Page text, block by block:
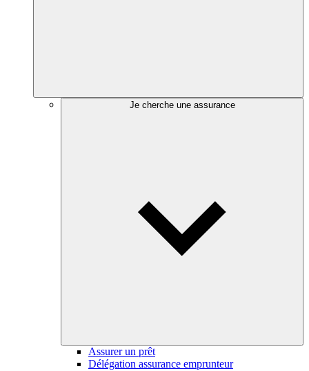
Je cherche une assurance
Assurer un prêt
Délégation assurance emprunteur